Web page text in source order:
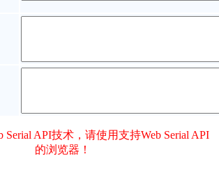
Serial API技术，请使用支持Web Serial API
的浏览器！